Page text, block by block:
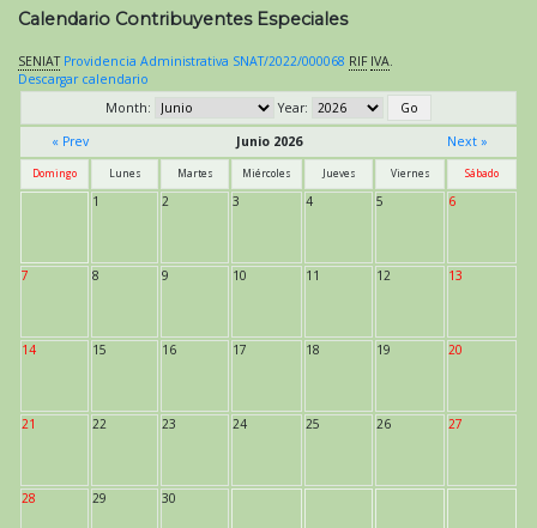
Calendario Contribuyentes Especiales
SENIAT Providencia Administrativa SNAT/2022/000068 RIF IVA
Descargar calendario
Month:
Year:
« Prev
Junio 2026 Next »
Domingo Lunes Martes Miércoles Jueves Viernes Sábado
1 2 3 4 5 6
7 8 9 10 11 12 13
14 15 16 17 18 19 20
21 22 23 24 25 26 27
28 29 30